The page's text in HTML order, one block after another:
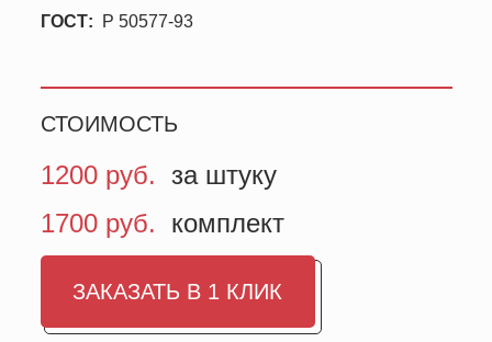
ГОСТ:
Р 50577-93
СТОИМОСТЬ
1200 руб. за штуку
1700 руб. комплект
ЗАКАЗАТЬ В 1 КЛИК